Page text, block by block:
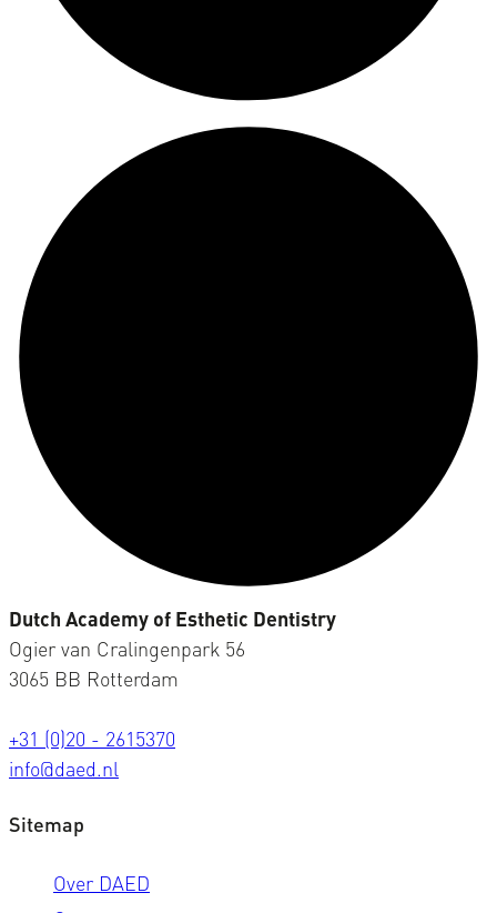
Dutch Academy of Esthetic Dentistry
Ogier van Cralingenpark 56
3065 BB Rotterdam
+31 (0)20 - 2615370
info@daed.nl
Sitemap
Over DAED